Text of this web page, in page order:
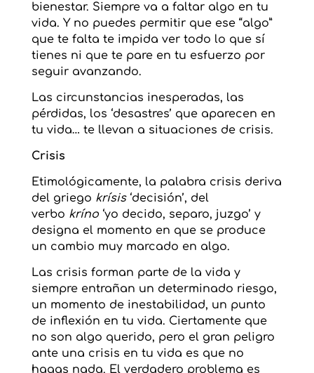
bienestar. Siempre va a faltar algo en tu
vida. Y no puedes permitir que ese “algo”
que te falta te impida ver todo lo que sí
tienes ni que te pare en tu esfuerzo por
seguir avanzando.
Las circunstancias inesperadas, las
pérdidas, los ‘desastres’ que aparecen en
tu vida… te llevan a situaciones de crisis.
Crisis
Etimológicamente, la palabra crisis deriva
del griego krísis‘decisión’, del
verbo kríno‘yo decido, separo, juzgo’ y
designa el momento en que se produce
un cambio muy marcado en algo.
Las crisis forman parte de la vida y
siempre entrañan un determinado riesgo,
un momento de inestabilidad, un punto
de inflexión en tu vida. Ciertamente que
no son algo querido, pero el gran peligro
ante una crisis en tu vida es que no
hagas nada. El verdadero problema es